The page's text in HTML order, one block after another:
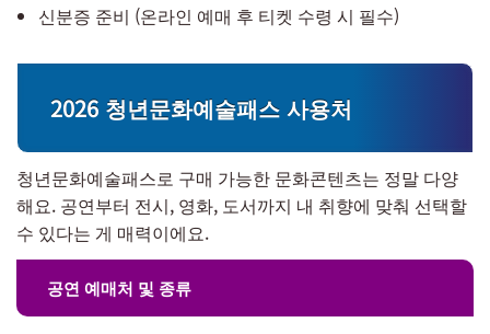
신분증 준비 (온라인 예매 후 티켓 수령 시 필수)
2026 청년문화예술패스 사용처
청년문화예술패스로 구매 가능한 문화콘텐츠는 정말 다양
해요. 공연부터 전시, 영화, 도서까지 내 취향에 맞춰 선택할
수 있다는 게 매력이에요.
공연 예매처 및 종류